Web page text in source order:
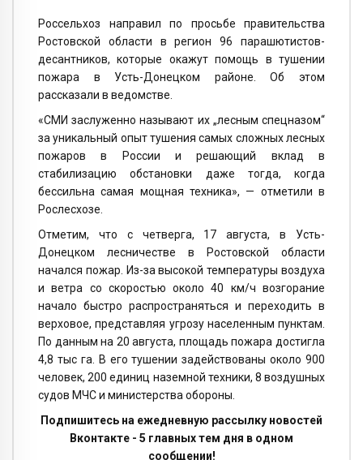
Россельхоз направил по просьбе правительства
Ростовской области в регион 96 парашютистов-
десантников, которые окажут помощь в тушении
пожара в Усть-Донецком районе. Об этом
рассказали в ведомстве.
«СМИ заслуженно называют их „лесным спецназом“
за уникальный опыт тушения самых сложных лесных
пожаров в России и решающий вклад в
стабилизацию обстановки даже тогда, когда
бессильна самая мощная техника», — отметили в
Рослесхозе.
Отметим, что с четверга, 17 августа, в Усть-
Донецком лесничестве в Ростовской области
начался пожар. Из-за высокой температуры воздуха
и ветра со скоростью около 40 км/ч возгорание
начало быстро распространяться и переходить в
верховое, представляя угрозу населенным пунктам.
По данным на 20 августа, площадь пожара достигла
4,8 тыс га. В его тушении задействованы около 900
человек, 200 единиц наземной техники, 8 воздушных
судов МЧС и министерства обороны.
Подпишитесь на ежедневную рассылку новостей
Вконтакте - 5 главных тем дня в одном
сообщении!